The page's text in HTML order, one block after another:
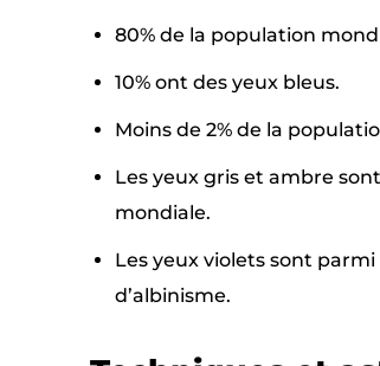
80% de la population
10% ont des yeux bleus.
Moins de 2% de la
Les yeux gris et ambre
mondiale.
Les yeux violets sont parmi
d’albinisme.